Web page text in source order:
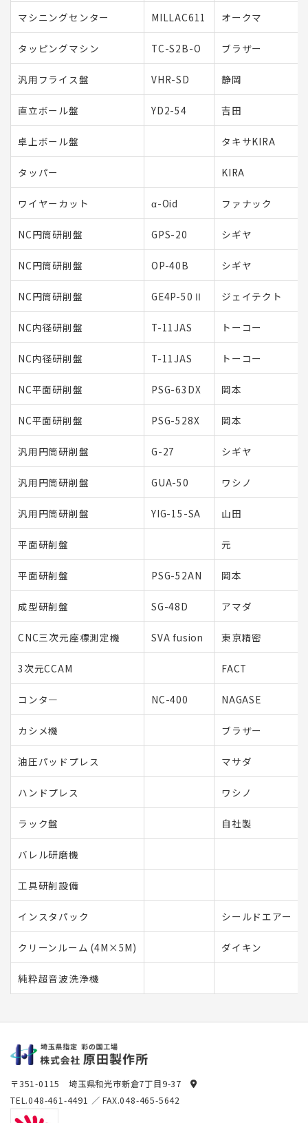
マシニングセンター MILLAC611 オークマ
タッピングマシン TC-S2B-O ブラザー
汎用フライス盤 VHR-SD 静岡
直立ボール盤 YD2-54 吉田
卓上ボール盤 タキサKIRA
タッパー KIRA
ワイヤーカット α-Oid ファナック
NC円筒研削盤 GPS-20 シギヤ
NC円筒研削盤 OP-40B シギヤ
NC円筒研削盤 GE4P-50Ⅱ ジェイテクト
NC内径研削盤 T-11JAS トーコー
NC内径研削盤 T-11JAS トーコー
NC平面研削盤 PSG-63DX 岡本
NC平面研削盤 PSG-528X 岡本
汎用円筒研削盤 G-27 シギヤ
汎用円筒研削盤 GUA-50 ワシノ
汎用円筒研削盤 YIG-15-SA 山田
平面研削盤 元
平面研削盤 PSG-52AN 岡本
成型研削盤 SG-48D アマダ
CNC三次元座標測定機 SVA fusion 東京精密
3次元CCAM FACT
コンタ― NC-400 NAGASE
カシメ機 ブラザー
油圧パッドプレス マサダ
ハンドプレス ワシノ
ラック盤 自社製
バレル研磨機
工具研削設備
インスタパック シールドエアー
クリーンルーム (4M×5M) ダイキン
純粋超音波洗浄機
〒351-0115 埼玉県和光市新倉7丁目9-37
TEL.048-461-4491 ／ FAX.048-465-5642